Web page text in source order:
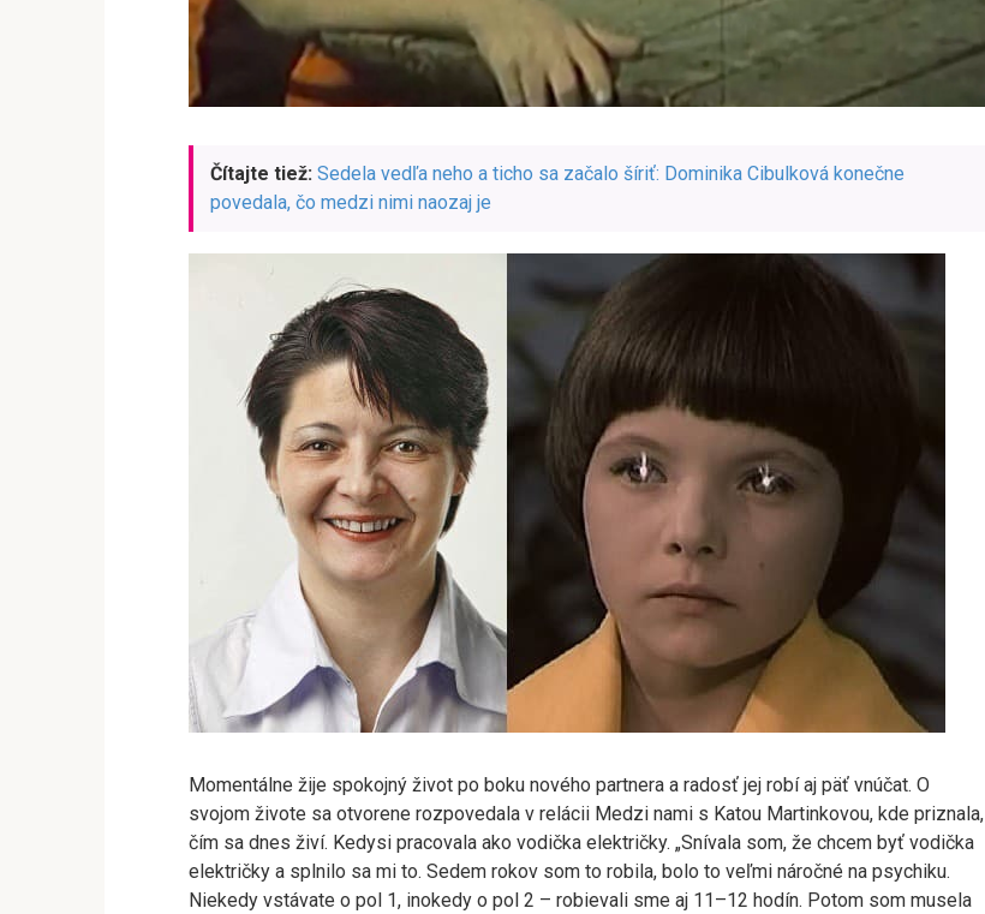
Čítajte tiež: Sedela vedľa neho a ticho sa začalo šíriť: Dominika Cibulková konečne
povedala, čo medzi nimi naozaj je
Momentálne žije spokojný život po boku nového partnera a radosť jej robí aj päť vnúčat. O
svojom živote sa otvorene rozpovedala v relácii Medzi nami s Katou Martinkovou, kde priznala,
čím sa dnes živí. Kedysi pracovala ako vodička električky. „Snívala som, že chcem byť vodička
električky a splnilo sa mi to. Sedem rokov som to robila, bolo to veľmi náročné na psychiku.
Niekedy vstávate o pol 1, inokedy o pol 2 – robievali sme aj 11–12 hodín. Potom som musela